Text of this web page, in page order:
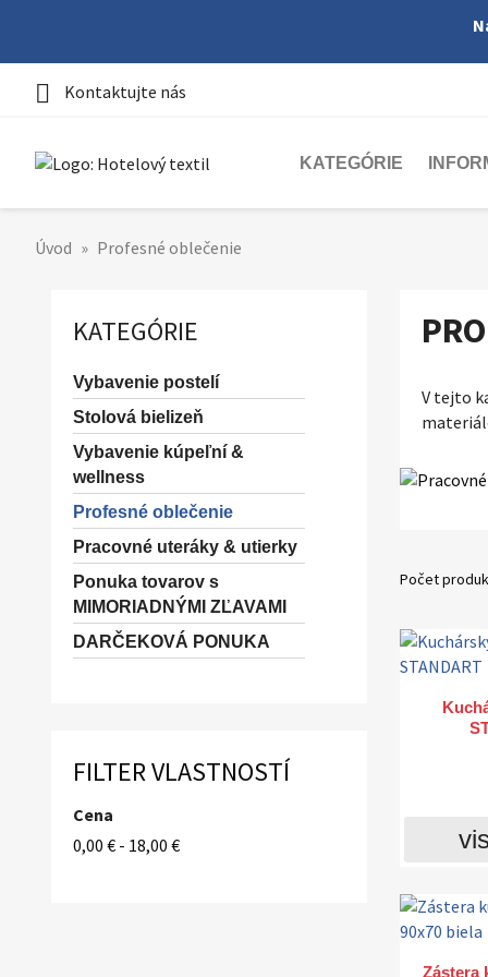
 Kontaktujte nás
KATEGÓRIE
Úvod Profesné oblečenie
KATEGÓRIE
Vybavenie postelí
Stolová bielizeň
Vybavenie kúpeľní &
wellness
Profesné oblečenie
Pracovné uteráky & utierky
Ponuka tovarov s
MIMORIADNÝMI ZĽAVAMI
DARČEKOVÁ PONUKA
FILTER VLASTNOSTÍ
Cena
0,00 € - 18,00 €
V tejto
Počet
Zástera